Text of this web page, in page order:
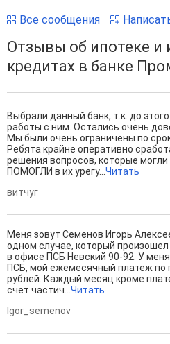
Все сообщения
Отзывы об ипотеке и
кредитах в банке
Выбрали данный банк, т.к. до
работы с ним. Остались очень
Мы были очень ограничены по
Ребята крайне оперативно
решения вопросов, которые
ПОМОГЛИ в их урегу... Читать
витчуг
Меня зовут Семенов Игорь
одном случае, который
в офисе ПСБ Невский 90-92. У
ПСБ, мой ежемесячный платеж по
рублей. Каждый месяц кроме
счет частич... Читать
Igor_semenov